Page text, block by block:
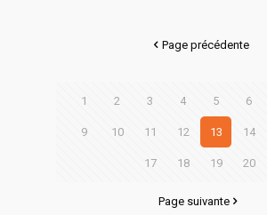
Page précédente
1 2 3 4 5 6
9 10 11 12 13 14
17 18 19 20
Page suivante